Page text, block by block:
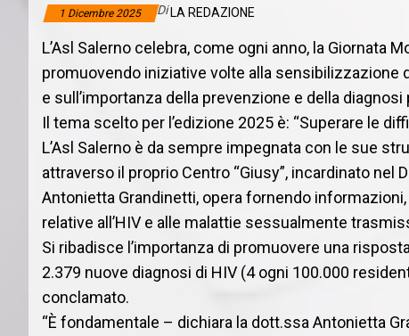
1 Dicembre 2025 Di LA REDAZIONE
L’Asl Salerno celebra, come ogni anno, la Giornata
promuovendo iniziative volte alla sensibilizzazione
e sull’importanza della prevenzione e della diagnosi
Il tema scelto per l’edizione 2025 è: “Superare le
L’Asl Salerno è da sempre impegnata con le sue
attraverso il proprio Centro “Giusy”, incardinato
Antonietta Grandinetti, opera fornendo
relative all’HIV e alle malattie sessualmente
Si ribadisce l’importanza di promuovere una
2.379 nuove diagnosi di HIV (4 ogni 100.000
conclamato.
“È fondamentale – dichiara la dott.ssa Antonietta